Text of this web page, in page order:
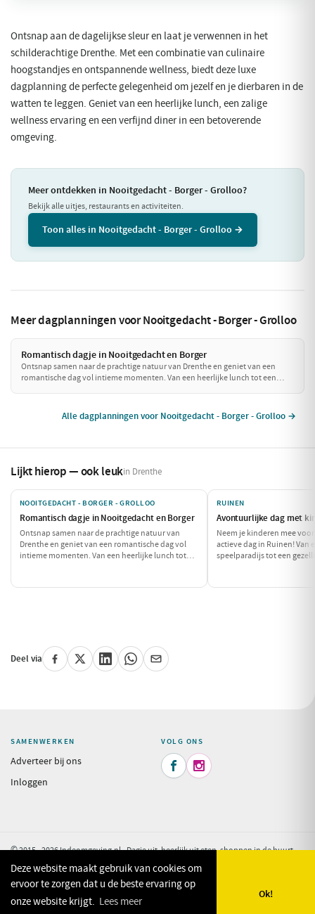
Ontsnap aan de dagelijkse sleur en laat je verwennen in het
schilderachtige Drenthe. Met een combinatie van culinaire
hoogstandjes en ontspannende wellness, biedt deze luxe
dagplanning de perfecte gelegenheid om jezelf en je dierbaren in de
watten te leggen. Geniet van een heerlijke lunch, een zalige
wellness ervaring en een verfijnd diner in een betoverende
omgeving.
Meer ontdekken in Nooitgedacht - Borger - Grolloo?
Bekijk alle uitjes, restaurants en activiteiten.
Toon alles in Nooitgedacht - Borger - Grolloo →
Meer dagplanningen voor Nooitgedacht - Borger - Grolloo
Romantisch dagje in Nooitgedacht en Borger
Ontsnap samen naar de prachtige natuur van Drenthe en geniet van een
romantische dag vol intieme momenten. Van een heerlijke lunch tot een
Alle dagplanningen voor Nooitgedacht - Borger - Grolloo →
Lijkt hierop — ook leukin Drenthe
NOOITGEDACHT - BORGER - GROLLOO
Romantisch dagje in Nooitgedacht en Borger
Ontsnap samen naar de prachtige natuur van
Drenthe en geniet van een romantische dag vol
intieme momenten. Van een heerlijke lunch tot
verwondering.
RUINEN
Avontuurlijke dag met
Neem je kinderen mee
actieve dag in Ruinen! Van
speelparadijs tot een
Deel via
SAMENWERKEN
Adverteer bij ons
Inloggen
VOLG ONS
 
© 2015 - 2026 Indeomgeving.nl - Dagje uit, heerlijk uit eten, shoppen in de buurt
van uw vakantiepark. Privacy Policy
Deze website maakt gebruik van cookies om
ervoor te zorgen dat u de beste ervaring op
onze website krijgt. Lees meer
Ok!